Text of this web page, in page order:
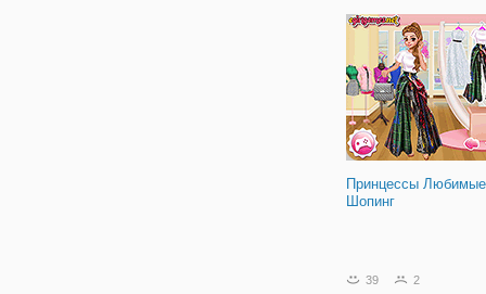
смертью. Аристократы и
Принцессы
Шопинг
39 2